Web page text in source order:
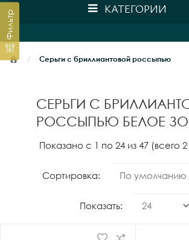
КАТЕГОРИИ
Серьги с бриллиантовой россыпью
СЕРЬГИ С
РОССЫПЬЮ БЕЛОЕ
Фильтр
Показано с 1 по 24 из 47 (всего
Сортировка:
Показать: